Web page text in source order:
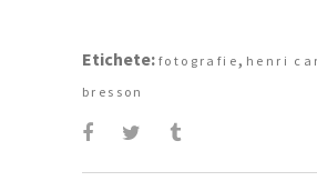
Etichete: fotografie, henri
bresson